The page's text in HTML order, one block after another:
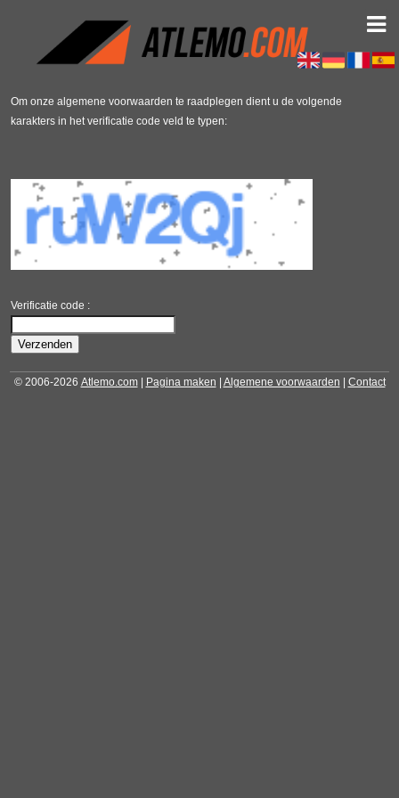
Om onze algemene voorwaarden te raadplegen dient u de volgende
karakters in het verificatie code veld te typen:
Verificatie code :
© 2006-2026 Atlemo.com| Pagina maken | Algemene voorwaarden | Contact